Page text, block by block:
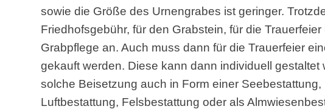
sowie die Größe des Urnengrabes ist geringer.
Friedhofsgebühr, für den Grabstein, für die
Grabpflege an. Auch muss dann für die Trauerfeier
gekauft werden. Diese kann dann individuell gestaltet
solche Beisetzung auch in Form einer Seebestattung,
Luftbestattung, Felsbestattung oder als